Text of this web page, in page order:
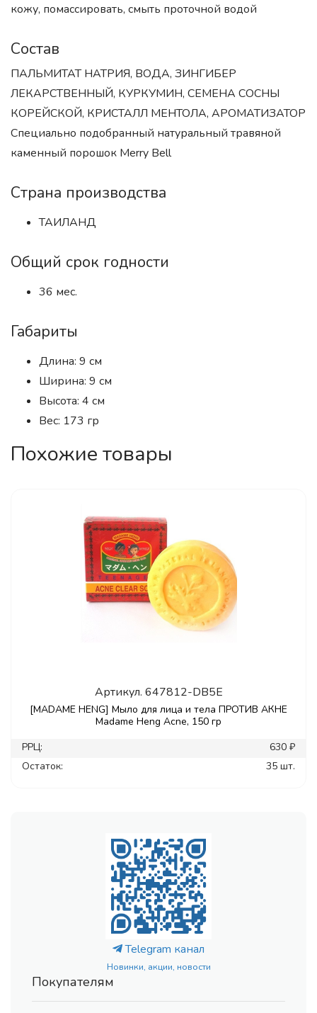
кожу, помассировать, смыть проточной водой
Состав
ПАЛЬМИТАТ НАТРИЯ, ВОДА, ЗИНГИБЕР
ЛЕКАРСТВЕННЫЙ, КУРКУМИН, СЕМЕНА СОСНЫ
КОРЕЙСКОЙ, КРИСТАЛЛ МЕНТОЛА, АРОМАТИЗАТОР
Специально подобранный натуральный травяной
каменный порошок Merry Bell
Страна производства
ТАИЛАНД
Общий срок годности
36 мес.
Габариты
Длина: 9 см
Ширина: 9 см
Высота: 4 см
Вес: 173 гр
Похожие товары
Артикул. 647812-DB5E
[MADAME HENG] Мыло для лица и тела ПРОТИВ АКНЕ
Madame Heng Acne, 150 гр
РРЦ:
630 ₽
Остаток:
35 шт.
Telegram канал
Новинки, акции, новости
Покупателям